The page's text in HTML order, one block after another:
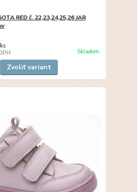
RED č. 22,23,24,25,26 JAR
ks
Skladom
Zvoliť variant